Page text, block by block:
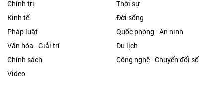
Chính trị
Thời sự
Kinh tế
Đời sống
Pháp luật
Quốc phòng - An ninh
Văn hóa - Giải trí
Du lịch
Chính sách
Công nghệ - Chuyển đổi số
Video